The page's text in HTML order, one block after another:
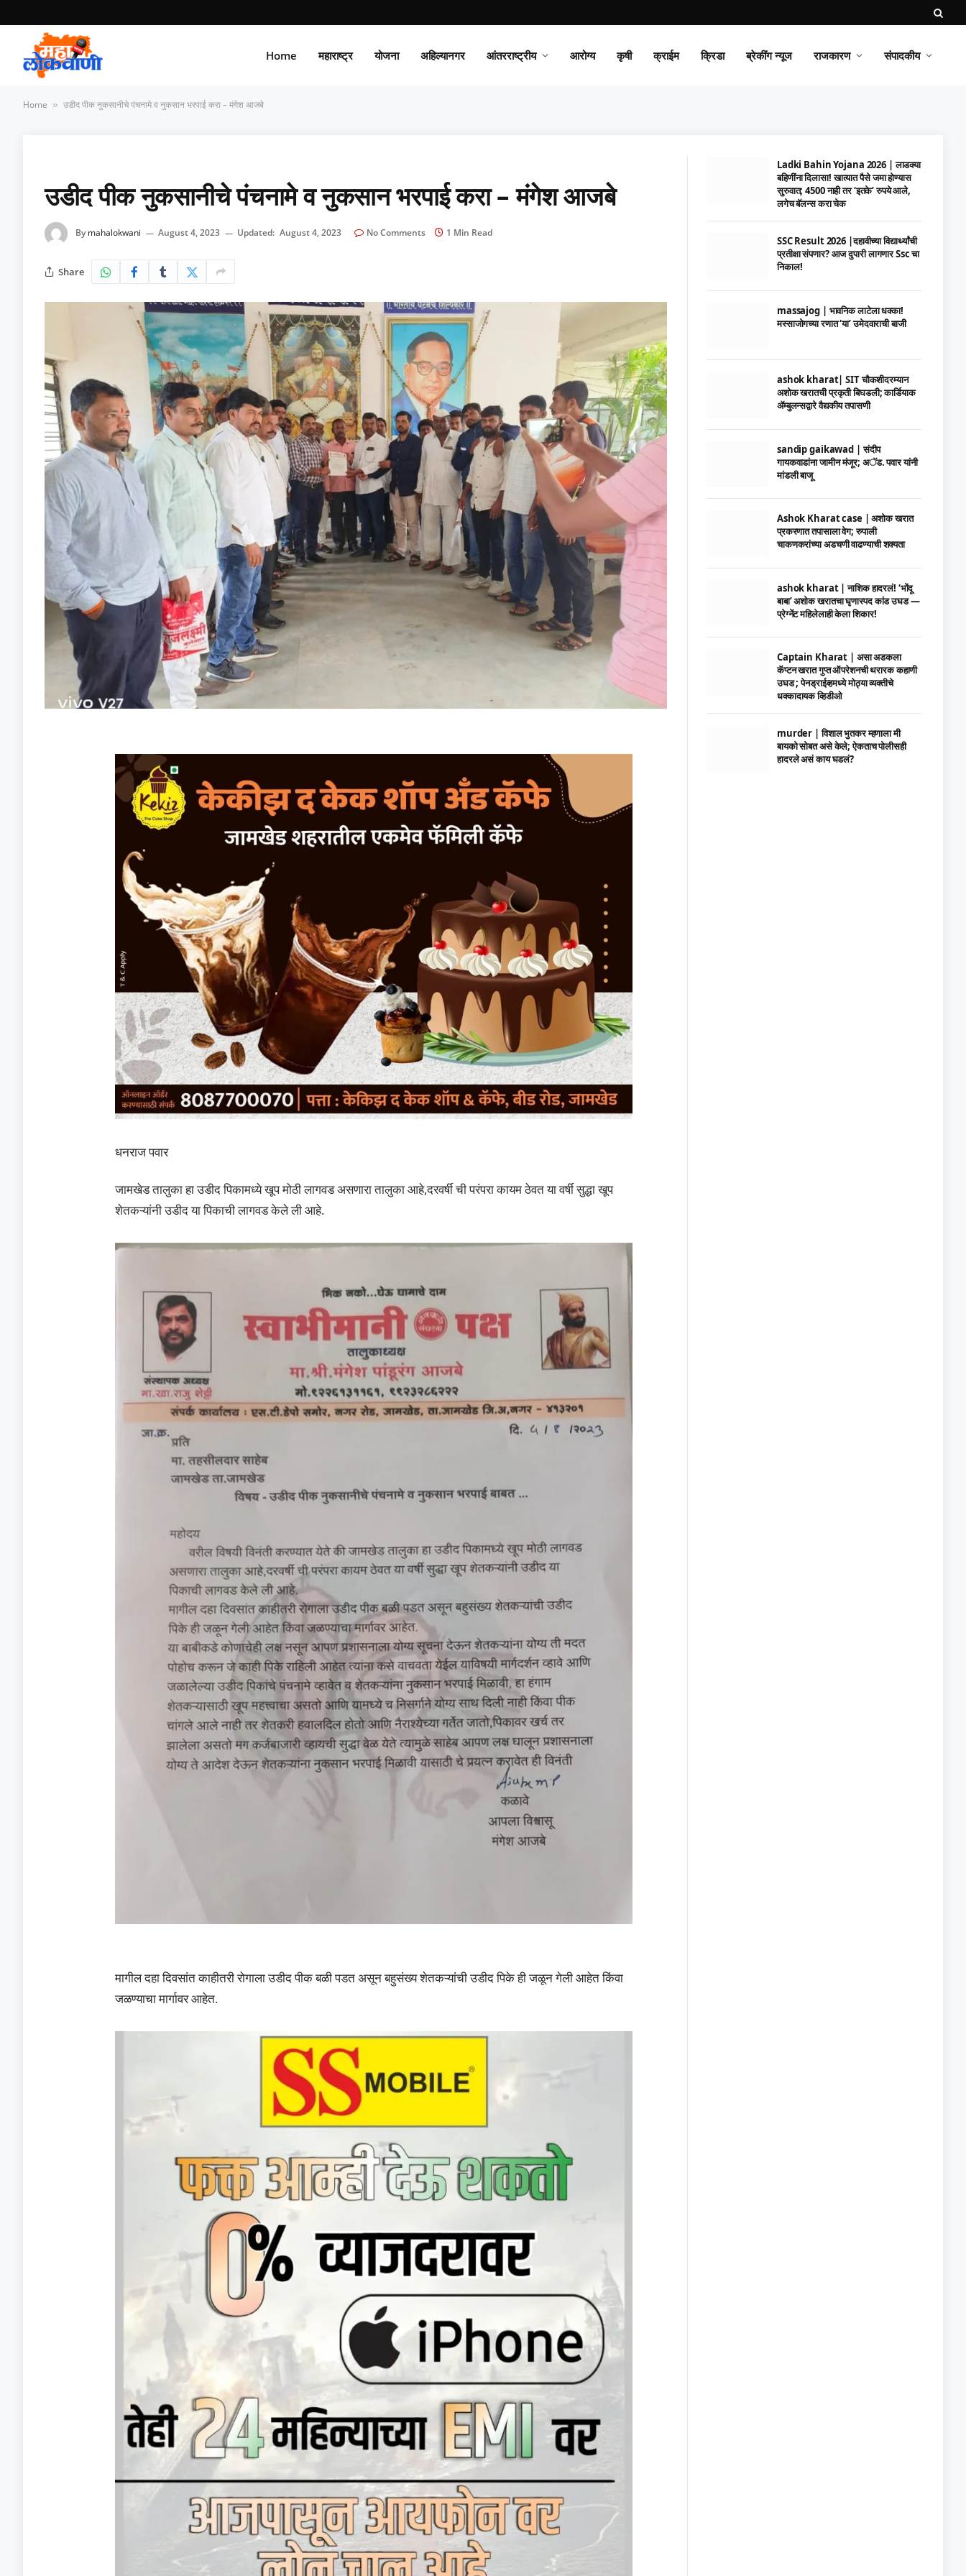
Home महाराष्ट्र योजना अहिल्यानगर आंतरराष्ट्रीय आरोग्य कृषी क्राईम क्रिडा ब्रेकींग न्यूज राजकारण संपादकीय
Home » उडीद पीक नुकसानीचे पंचनामे व नुकसान भरपाई करा – मंगेश आजबे
उडीद पीक नुकसानीचे पंचनामे व नुकसान भरपाई करा – मंगेश आजबे
By mahalokwani August 4, 2023 Updated: August 4, 2023 No Comments 1 Min Read
Share
धनराज पवार
जामखेड तालुका हा उडीद पिकामध्ये खूप मोठी लागवड असणारा तालुका आहे,दरवर्षी ची परंपरा कायम ठेवत या वर्षी सुद्धा खूप
शेतकऱ्यांनी उडीद या पिकाची लागवड केले ली आहे.
मागील दहा दिवसांत काहीतरी रोगाला उडीद पीक बळी पडत असून बहुसंख्य शेतकऱ्यांची उडीद पिके ही जळून गेली आहेत किंवा
जळण्याचा मार्गावर आहेत.
Ladki Bahin Yojana 2026 | लाडक्या
बहिणींना दिलासा! खात्यात पैसे जमा होण्यास
सुरुवात; 4500 नाही तर ‘इतके’ रुपये आले,
लगेच बॅलन्स करा चेक
SSC Result 2026 |दहावीच्या विद्यार्थ्यांची
प्रतीक्षा संपणार? आज दुपारी लागणार Ssc चा
निकाल!
massajog | भावनिक लाटेला धक्का!
मस्साजोगच्या रणात ‘या’ उमेदवाराची बाजी
ashok kharat| SIT चौकशीदरम्यान
अशोक खरातची प्रकृती बिघडली; कार्डियाक
ॲम्बुलन्सद्वारे वैद्यकीय तपासणी
sandip gaikawad | संदीप
गायकवाडांना जामीन मंजूर; अॅड. पवार यांनी
मांडली बाजू
Ashok Kharat case | अशोक खरात
प्रकरणात तपासाला वेग; रुपाली
चाकणकरांच्या अडचणी वाढण्याची शक्यता
ashok kharat | नाशिक हादरलं! ‘भोंदू
बाबा’ अशोक खरातचा घृणास्पद कांड उघड —
प्रेग्नेंट महिलेलाही केला शिकार!
Captain Kharat | असा अडकला
कॅप्टन खरात गुप्त ऑपरेशनची थरारक कहाणी
उघड ; पेनड्राईव्हमध्ये मोठ्या व्यक्तीचे
धक्कादायक व्हिडीओ
murder | विशाल भुतकर म्हणाला मी
बायको सोबत असे केले; ऐकताच पोलीसही
हादरले असं काय घडलं?